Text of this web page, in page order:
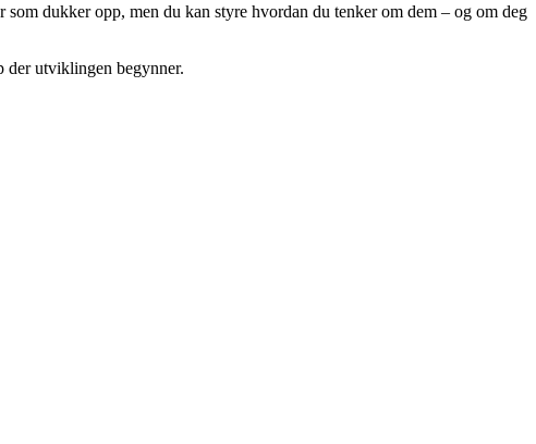
dukker opp, men du kan styre hvordan du tenker om dem – og om deg
der utviklingen begynner.